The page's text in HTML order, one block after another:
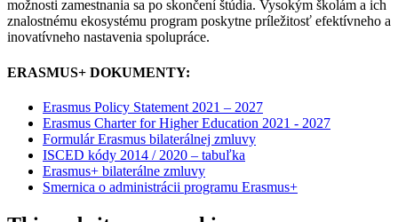
možnosti zamestnania sa po skončení štúdia. Vysokým školám a ich
znalostnému ekosystému program poskytne príležitosť efektívneho a
inovatívneho nastavenia spolupráce.
ERASMUS+ DOKUMENTY:
Erasmus Policy Statement 2021 – 2027
Erasmus Charter for Higher Education 2021 - 2027
Formulár Erasmus bilaterálnej zmluvy
ISCED kódy 2014 / 2020 – tabuľka
Erasmus+ bilaterálne zmluvy
Smernica o administrácii programu Erasmus+